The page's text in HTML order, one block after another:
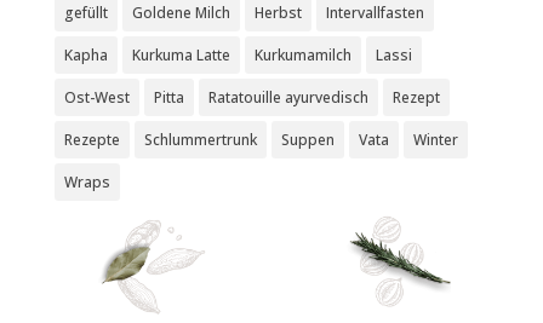
gefüllt Goldene Milch Herbst Intervallfasten
Kapha Kurkuma Latte Kurkumamilch Lassi
Ost-West Pitta Ratatouille ayurvedisch Rezept
Rezepte Schlummertrunk Suppen Vata Winter
Wraps